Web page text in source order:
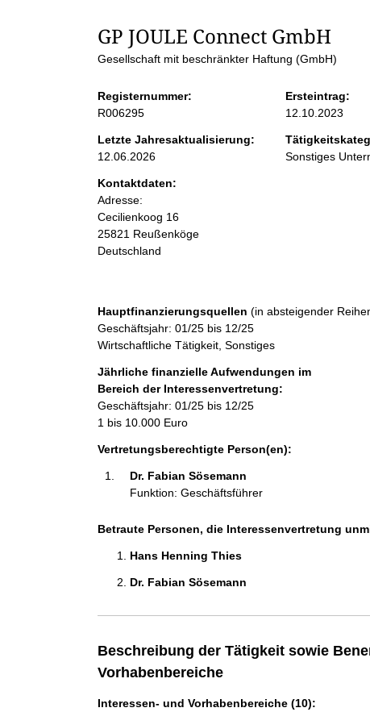
S
i
t
e
n
n
h
a
l
t
GP JOULE Connect GmbH
Gesellschaft mit beschränkter Haftung (GmbH)
Registernummer:
R006295
Ersteintrag:
12.10.2023
Letzte Jahresaktualisierung:
12.06.2026
Sonstiges
Kontaktdaten:
Adresse:
Cecilienkoog 16
25821 Reußenköge
Deutschland
Hauptfinanzierungsquellen (in absteigender
Geschäftsjahr: 01/25 bis 12/25
Wirtschaftliche Tätigkeit, Sonstiges
Jährliche finanzielle Aufwendungen im
Bereich der Interessenvertretung:
Geschäftsjahr: 01/25 bis 12/25
1 bis 10.000 Euro
Vertretungsberechtigte Person(en):
Dr. Fabian Sösemann
Funktion: Geschäftsführer
Betraute Personen, die Interessenvertretung
Hans Henning Thies
Dr. Fabian Sösemann
Beschreibung der Tätigkeit sowie
Vorhabenbereiche
Interessen- und Vorhabenbereiche (10):